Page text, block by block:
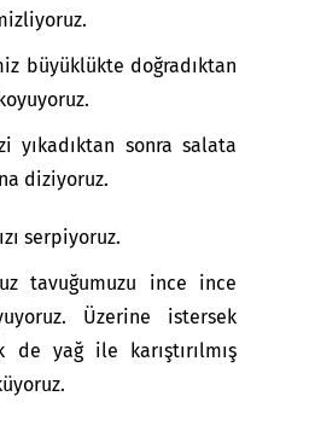
büyüklükte doğradıktan
yıkadıktan sonra salata
diziyoruz.
serpiyoruz.
tavuğumuzu ince ince
Üzerine istersek
de yağ ile karıştırılmış